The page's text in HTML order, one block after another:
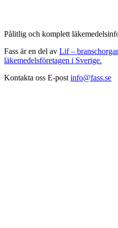
Pålitlig och komplett
Fass är en del av Lif –
läkemedelsföretagen i Sverige.
Kontakta oss E-post info@fass.se